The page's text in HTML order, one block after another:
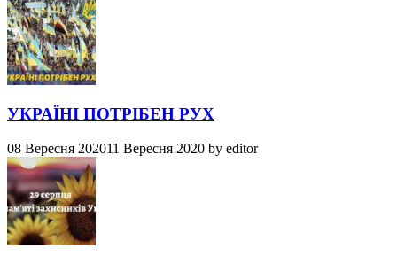
УКРАЇНІ ПОТРІБЕН РУХ
08 Вересня 202011 Вересня 2020 by editor